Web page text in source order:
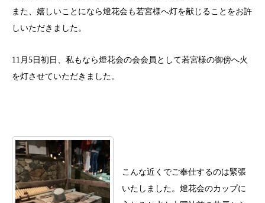
また、嬉しいことになら燈花会も若宮様へ灯を献じることをお許
しいただきました。
11月5日初日、私もなら燈花会の会会員として若宮様の御傍へ火
を灯させていただきました。
こんな近くでご奉仕するのは緊張
いたしました。燈花会のカップに